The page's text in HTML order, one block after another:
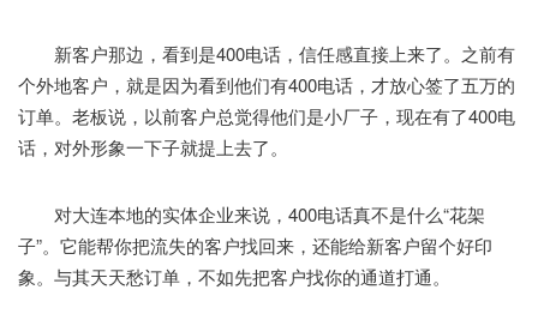
新客户那边，看到是400电话，信任感直接上来了。之前有
个外地客户，就是因为看到他们有400电话，才放心签了五万的
订单。老板说，以前客户总觉得他们是小厂子，现在有了400电
话，对外形象一下子就提上去了。
对大连本地的实体企业来说，400电话真不是什么“花架
子”。它能帮你把流失的客户找回来，还能给新客户留个好印
象。与其天天愁订单，不如先把客户找你的通道打通。